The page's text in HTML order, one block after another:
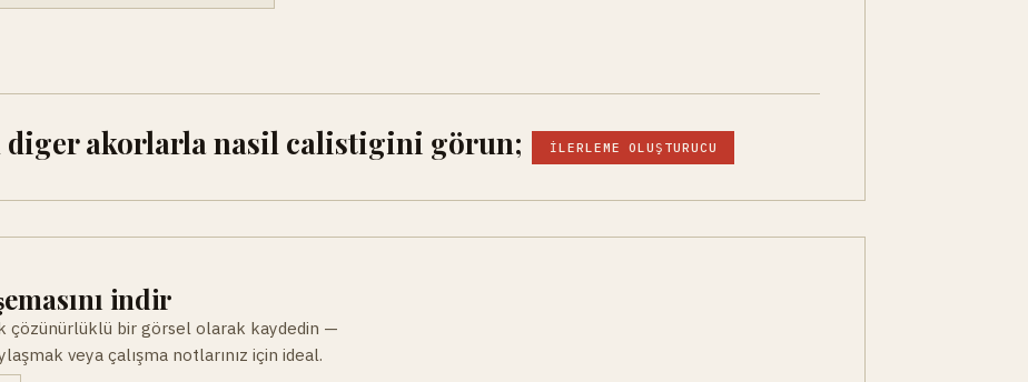
diger akorlarla nasil calistigini görun; İLERLEME OLUŞTURUCU
indir
çözünürlüklü bir görsel olarak kaydedin —
veya çalışma notlarınız için ideal.